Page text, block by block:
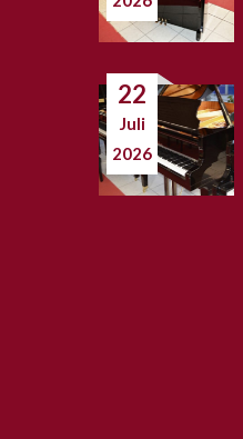
22
Juli
2026